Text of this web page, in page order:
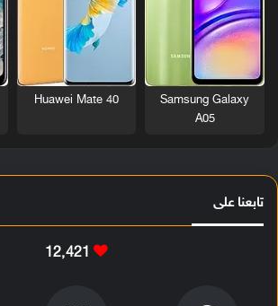
Samsung Galaxy
A05
Huawei Mate 40
تابعنا على
12٬421